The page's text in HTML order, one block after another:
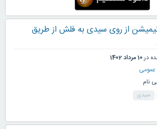
از روی سیدی به فلش از طریق
در10 مرداد 1402
عمومی
نام
سیدی